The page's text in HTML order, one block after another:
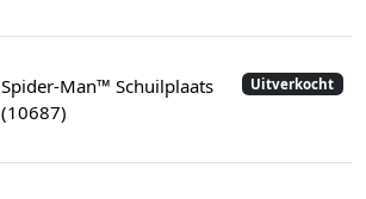
Uitverkocht
Spider-Man™ Schuilplaats
(10687)